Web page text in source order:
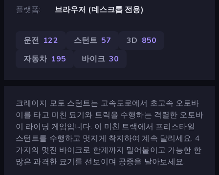
플랫폼
브라우저 (데스크톱 전용)
운전 122 스턴트 57 3D 850
자동차 195 바이크 30
크레이지 모토 스턴트는 고속도로에서 초고속 오토바
이를 타고 미친 묘기와 트릭을 수행하는 격렬한 오토바
이 라이딩 게임입니다. 이 미친 트랙에서 프리스타일
스턴트를 수행하고 멋지게 착지하여 계속 달리세요. 4
가지의 멋진 바이크로 한계까지 밀어붙이고 가능한 한
많은 과격한 묘기를 선보이며 공중을 날아보세요.